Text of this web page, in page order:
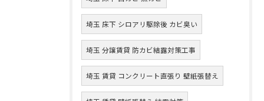
埼玉 床下 シロアリ駆除後 カビ臭い
埼玉 分譲賃貸 防カビ結露対策工事
埼玉 賃貸 コンクリート直張り 壁紙張替え